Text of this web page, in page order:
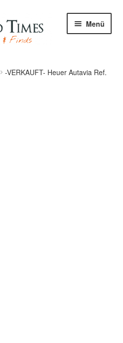
Menü
-VERKAUFT- Heuer Autavia Ref.